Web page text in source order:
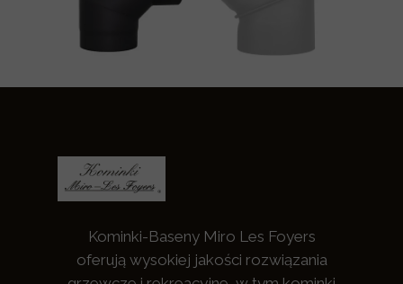
Kominki-Baseny Miro Les Foyers
oferują wysokiej jakości rozwiązania